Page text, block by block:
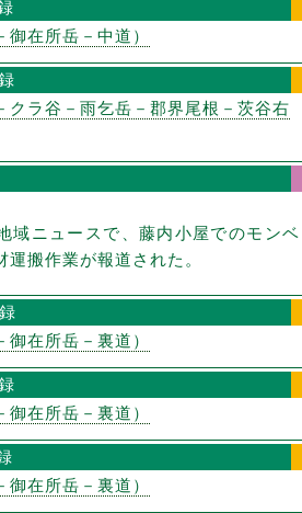
在所岳－中道）
クラ谷－雨乞岳－郡界尾根－茨谷右
域ニュースで、藤内小屋でのモンベ
搬作業が報道された。
在所岳－裏道）
在所岳－裏道）
在所岳－裏道）